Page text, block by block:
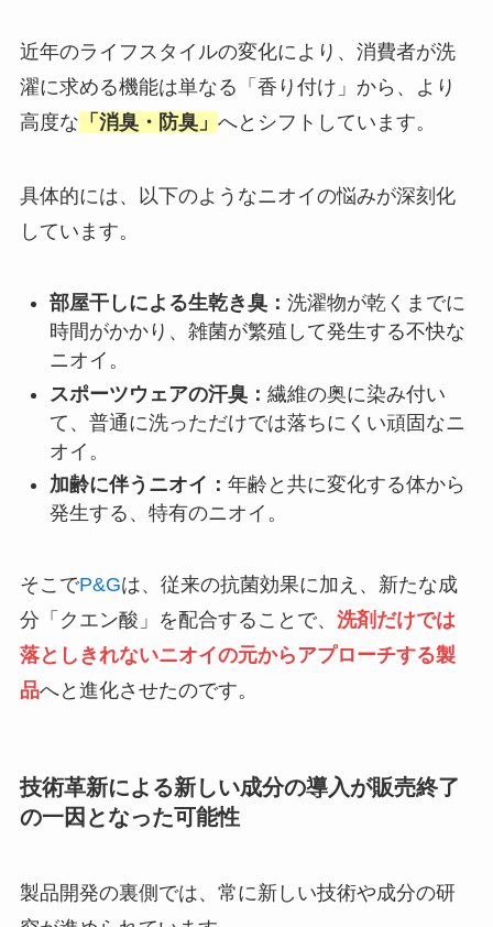
近年のライフスタイルの変化により、消費者が洗
濯に求める機能は単なる「香り付け」から、より
高度な 「消臭・防臭」 へとシフトしています。
具体的には、以下のようなニオイの悩みが深刻化
しています。
部屋干しによる生乾き臭： 洗濯物が乾くまでに
時間がかかり、雑菌が繁殖して発生する不快な
ニオイ。
スポーツウェアの汗臭： 繊維の奥に染み付い
て、普通に洗っただけでは落ちにくい頑固なニ
オイ。
加齢に伴うニオイ： 年齢と共に変化する体から
発生する、特有のニオイ。
そこでP&Gは、従来の抗菌効果に加え、新たな成
分「クエン酸」を配合することで、 洗剤だけでは
落としきれないニオイの元からアプローチする製
品へと進化させたのです。
技術革新による新しい成分の導入が販売終了
の一因となった可能性
製品開発の裏側では、常に新しい技術や成分の研